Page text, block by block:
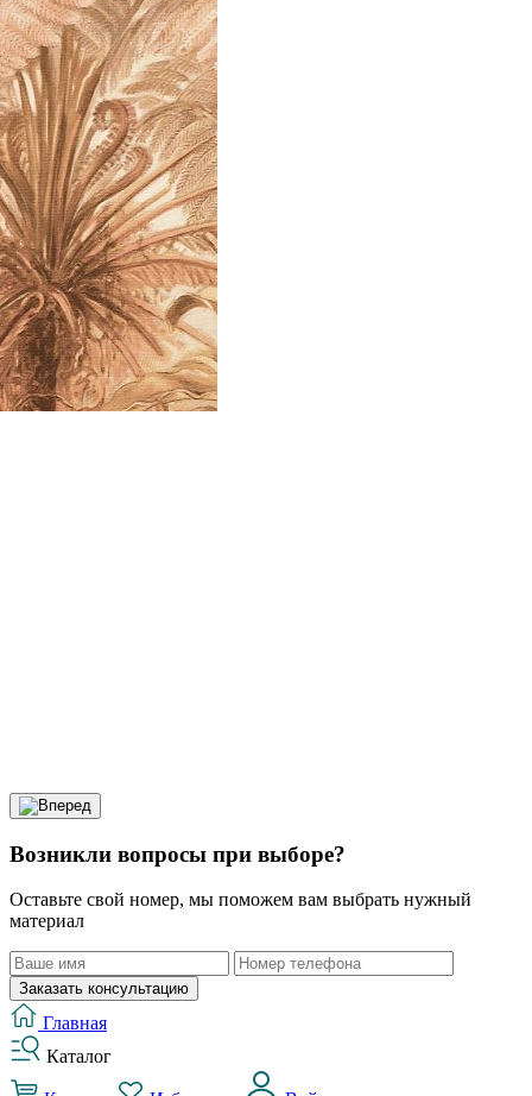
Возникли вопросы при выборе?
Оставьте свой номер, мы поможем вам выбрать нужный
материал
Заказать консультацию
Главная
Каталог